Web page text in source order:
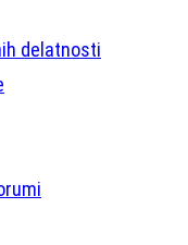
delatnosti